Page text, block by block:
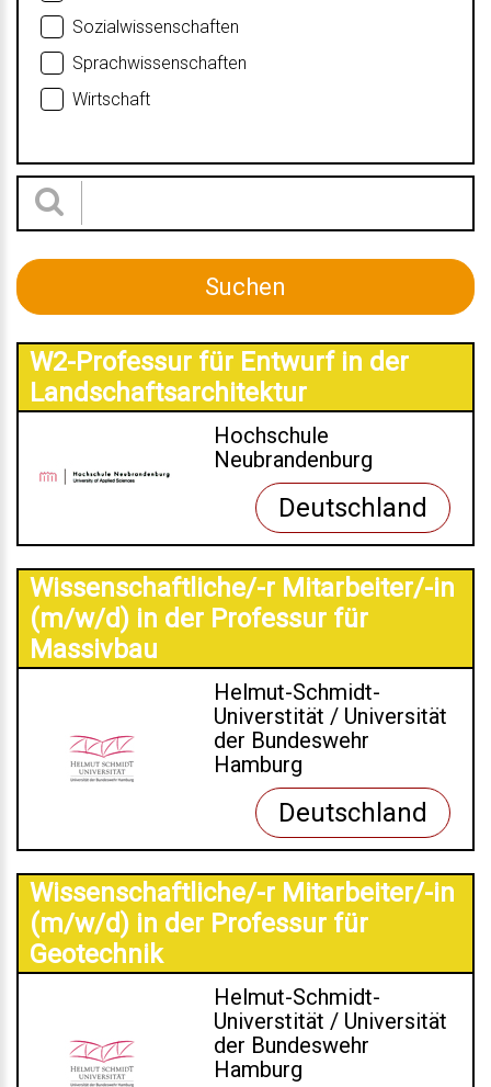
Sozialwissenschaften
Sprachwissenschaften
Wirtschaft
W2-Professur für Entwurf in der
Landschaftsarchitektur
Hochschule
Neubrandenburg
Deutschland
Wissenschaftliche/-r Mitarbeiter/-in
(m/w/d) in der Professur für
Massivbau
Helmut-Schmidt-
Universtität / Universität
der Bundeswehr
Hamburg
Deutschland
Wissenschaftliche/-r Mitarbeiter/-in
(m/w/d) in der Professur für
Geotechnik
Helmut-Schmidt-
Universtität / Universität
der Bundeswehr
Hamburg